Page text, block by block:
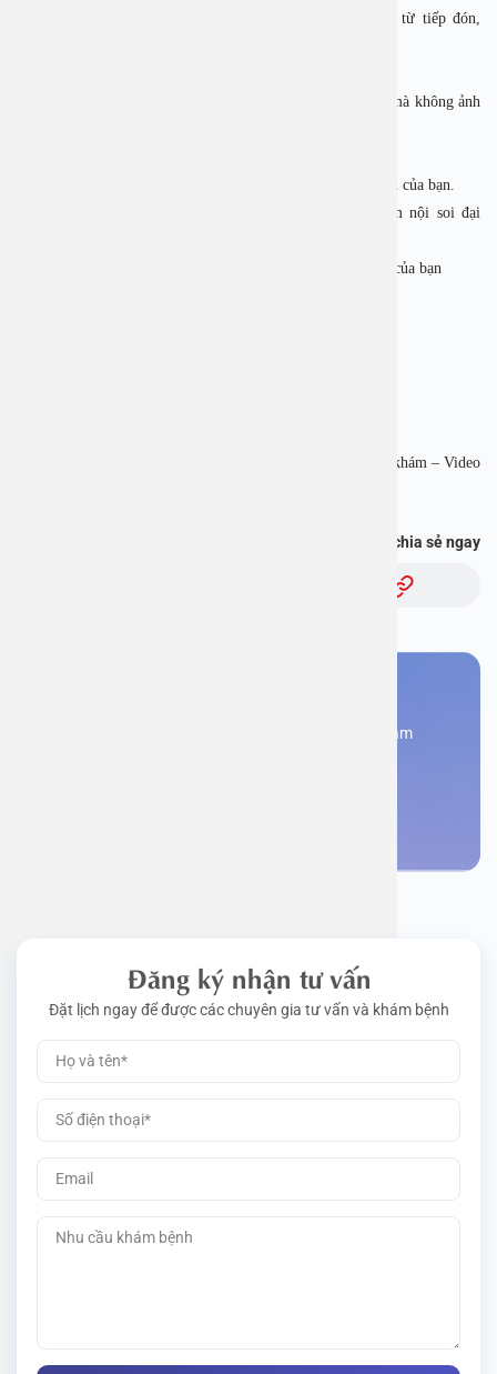
Tối ưu hóa thời gian với hệ thống điều phối linh hoạt – từ tiếp đón,
Bạn có thể chủ động sắp xếp lịch khám phù hợp công việc mà không ảnh
Gói khám đa dạng, phù hợp nhiều độ tuổi, phù hợp tài chính của bạn.
👉Đặt lịch ngay hôm nay để nhận ưu đãi 20% gói khám nội soi đại
👉 Bệnh viện An Việt – Đồng hành cùng sức khỏe tiêu hóa của bạn
Tải APP Bệnh viện An Việt để “Tra cứu kết quả – Đặt lịch khám – Video
Bạn thấy thông tin này hữu ích, chia sẻ ngay
Đăng kí ngay để được các chuyên gia tư vấn và khám
Đăng ký nhận tư vấn
Đặt lịch ngay để được các chuyên gia tư vấn và khám bệnh